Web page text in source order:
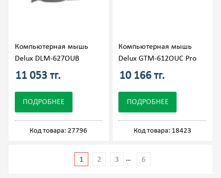
Компьютерная мышь
Delux DLM-627OUB
11 053 тг.
ПОДРОБНЕЕ
Код товара: 27796
Компьютерная мышь
Delux GTM-612OUC Pro
10 166 тг.
ПОДРОБНЕЕ
Код товара: 18423
1 2 3 … 6